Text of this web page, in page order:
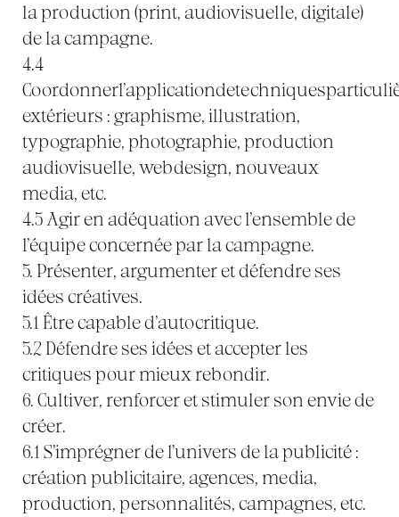
la production (print, audiovisuelle, digitale)
de la campagne.
4.4
extérieurs : graphisme, illustration,
typographie, photographie, production
audiovisuelle, webdesign, nouveaux
media, etc.
4.5 Agir en adéquation avec l’ensemble de
l’équipe concernée par la campagne.
5. Présenter, argumenter et défendre ses
idées créatives.
5.1 Être capable d’autocritique.
5.2 Défendre ses idées et accepter les
critiques pour mieux rebondir.
6. Cultiver, renforcer et stimuler son envie de
créer.
6.1 S’imprégner de l’univers de la publicité :
création publicitaire, agences, media,
production, personnalités, campagnes, etc.